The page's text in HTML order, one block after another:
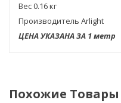
Вес 0.16 кг
Производитель Arlight
ЦЕНА УКАЗАНА ЗА 1 метр
Похожие Товары